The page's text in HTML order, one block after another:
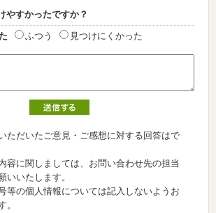
やすかったですか？
ふつう 見つけにくかった
ただいたご意見・ご感想に対する回答はで
容に関しましては、お問い合わせ先の担当
いいたします。
等の個人情報については記入しないようお
。